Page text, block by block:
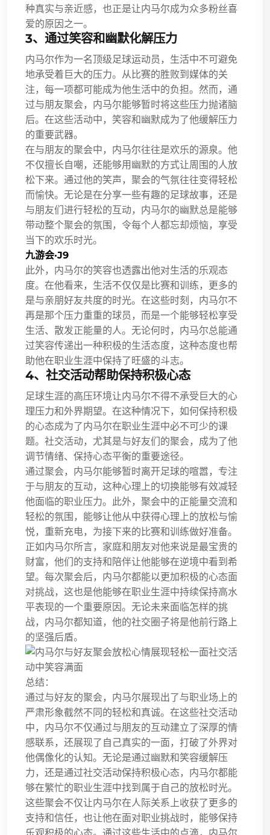
种真实与亲近感，也正是让内马尔成为众多粉丝喜
爱的原因之一。
3、通过笑容和幽默化解压力
内马尔作为一名顶级足球运动员，生活中不可避免
地承受着巨大的压力。从比赛的胜败到媒体的关
注，每一项都可能成为他生活中的负担。然而，通
过与朋友聚会，内马尔能够暂时将这些压力抛诸脑
后。在这些活动中，笑容和幽默成为了他缓解压力
的重要武器。
在与朋友的聚会中，内马尔往往是欢乐的源泉。他
不仅擅长自嘲，还能够用幽默的方式让周围的人放
松下来。通过他的笑声，聚会的气氛往往变得轻松
而愉快。无论是在分享一些有趣的足球故事，还是
与朋友们进行轻松的互动，内马尔的幽默总是能够
带动整个聚会的氛围，令每个人都忘却烦恼，享受
当下的欢乐时光。
九游会·J9
此外，内马尔的笑容也透露出他对生活的乐观态
度。在他看来，生活不仅仅是比赛和训练，更多的
是与亲朋好友共度的时光。在这些时刻，内马尔不
再是那个压力重重的球员，而是一个能够轻松享受
生活、散发正能量的人。无论何时，内马尔总能通
过笑容传递出一种积极的生活态度，这种态度也帮
助他在职业生涯中保持了旺盛的斗志。
4、社交活动帮助保持积极心态
足球生涯的高压环境让内马尔不得不承受巨大的心
理压力和外界期望。在这种情况下，如何保持积极
的心态成为了内马尔在职业生涯中必不可少的课
题。社交活动，尤其是与好友们的聚会，成为了他
调节情绪、保持心态平衡的重要途径。
通过聚会，内马尔能够暂时离开足球的喧嚣，专注
于与朋友的互动，这种心理上的切换能够有效减轻
他面临的职业压力。此外，聚会中的正能量交流和
轻松的氛围，能够让他从中获得心理上的放松与愉
悦，重新充电，为接下来的比赛和训练做好准备。
正如内马尔所言，家庭和朋友对他来说是最宝贵的
财富，他们的支持和陪伴让他能够在逆境中看到希
望。每次聚会后，内马尔都能以更加积极的心态面
对挑战，这也是他能够在职业生涯中持续保持高水
平表现的一个重要原因。无论未来面临怎样的挑
战，内马尔都知道，他的社交圈子将是他前行路上
的坚强后盾。
总结：
通过与好友的聚会，内马尔展现出了与职业场上的
严肃形象截然不同的轻松和真诚。在这些社交活动
中，内马尔不仅通过与朋友的互动建立了深厚的情
感联系，还展现了自己真实的一面，打破了外界对
他偶像化的认知。无论是通过幽默和笑容缓解压
力，还是通过社交活动保持积极心态，内马尔都能
够在繁忙的职业生涯中找到属于自己的放松时光。
这些聚会不仅让内马尔在人际关系上收获了更多的
支持和信任，也让他在面对职业挑战时，能够保持